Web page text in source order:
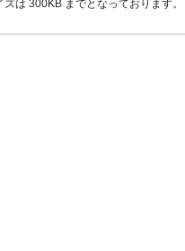
は 300KB までとなっております。